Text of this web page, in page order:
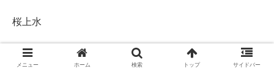
桜上水
橋本
メニュー ホーム 検索 トップ サイドバー